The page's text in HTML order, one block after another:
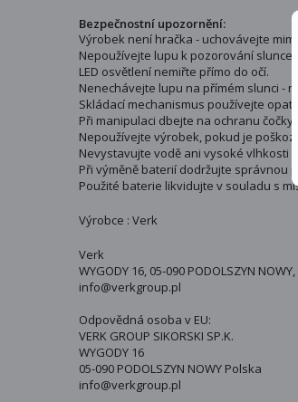
Bezpečnostní upozornění:
Výrobek není hračka - uchovávejte
Nepoužívejte lupu k pozorování slunce
LED osvětlení nemiřte přímo do očí.
Nenechávejte lupu na přímém slunci -
Skládací mechanismus používejte
Při manipulaci dbejte na ochranu čočky
Nepoužívejte výrobek, pokud je
Nevystavujte vodě ani vysoké vlhkosti -
Při výměně baterií dodržujte správnou
Použité baterie likvidujte v souladu s
Výrobce : Verk
Verk
WYGODY 16, 05-090 PODOLSZYN
info@verkgroup.pl
Odpovědná osoba v EU:
VERK GROUP SIKORSKI SP.K.
WYGODY 16
05-090 PODOLSZYN NOWY Polska
info@verkgroup.pl